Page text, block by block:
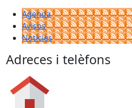
Agenda
Avisos
Notícies
Adreces i telèfons